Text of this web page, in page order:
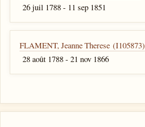
26 juil 1788 - 11 sep 1851
FLAMENT, Jeanne Therese (I105873)
28 août 1788 - 21 nov 1866